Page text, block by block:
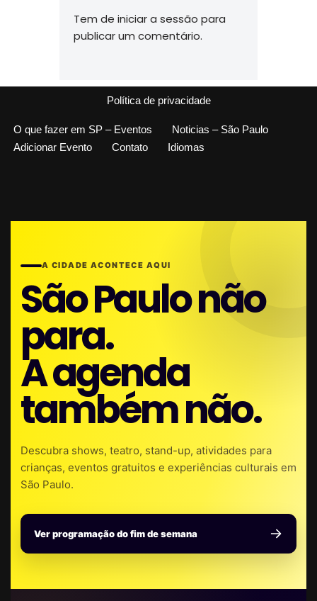
Tem de iniciar a sessão para
publicar um comentário.
Política de privacidade
O que fazer em SP – Eventos
Noticias – São Paulo
Adicionar Evento
Contato Idiomas
A CIDADE ACONTECE AQUI
São Paulo não
para.
A agenda
também não.
Descubra shows, teatro, stand-up, atividades para
crianças, eventos gratuitos e experiências culturais em
São Paulo.
Ver programação do fim de semana